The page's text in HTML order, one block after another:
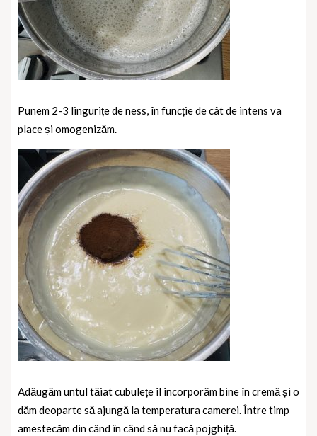
Punem 2-3 lingurițe de ness, în funcție de cât de intens va
place și omogenizăm.
Adăugăm untul tăiat cubulețe îl încorporăm bine în cremă și o
dăm deoparte să ajungă la temperatura camerei. Între timp
amestecăm din când în când să nu facă pojghiță.